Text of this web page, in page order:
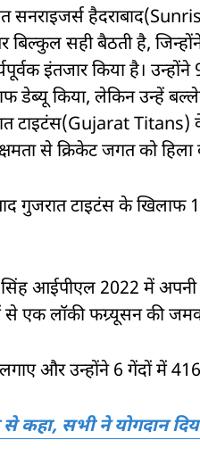
सनराइजर्स
सही बैठती है,
इंतजार किया है। उन्होंने
डेब्यू किया, लेकिन उन्हें
टाइटंस(Gujarat Titans) के
से क्रिकेट जगत को हिला
गुजरात टाइटंस के
आईपीएल 2022 में अपनी
से एक लॉकी फग्र्यूसन की
और उन्होंने 6 गेंदों में
कहा, सभी ने योगदान